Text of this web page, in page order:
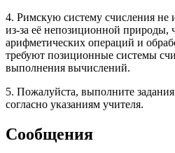
4. Римскую систему счисления не
из-за её непозиционной природы,
арифметических операций и
требуют позиционные системы
выполнения вычислений.
5. Пожалуйста, выполните
согласно указаниям учителя.
Сообщения